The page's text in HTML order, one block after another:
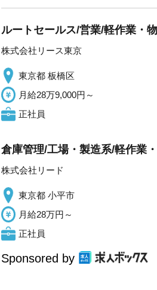
ルートセールス/営業/軽作業・
株式会社リース東京
東京都 板橋区
月給28万9,000円～
正社員
倉庫管理/工場・製造系/軽作業
株式会社リード
東京都 小平市
月給28万円～
正社員
Sponsored by